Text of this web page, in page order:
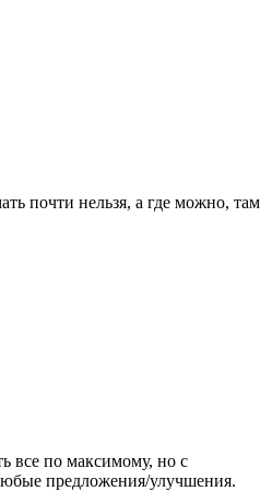
почти нельзя, а где можно, там
все по максимому, но с
предложения/улучшения.